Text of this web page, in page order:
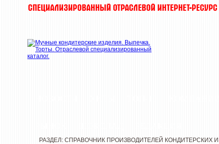
РАЗДЕЛ: СПРАВОЧНИК ПРОИЗВОДИТЕЛЕЙ КОНДИТЕРСКИХ